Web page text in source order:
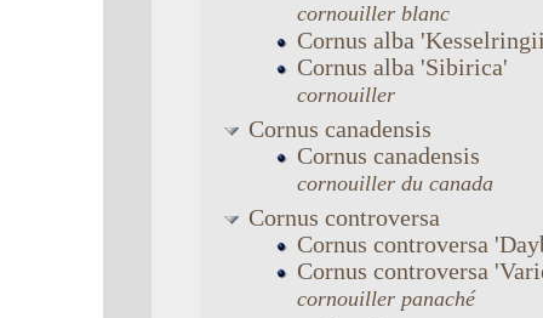
cornouiller blanc
Cornus alba
Cornus alba 'Sibirica'
cornouiller
Cornus canadensis
Cornus canadensis
cornouiller du canada
Cornus controversa
Cornus controversa
Cornus controversa
cornouiller panaché